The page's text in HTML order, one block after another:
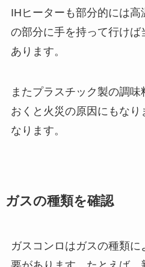
IHヒーターも部分的には
の部分に手を持って行け
あります。
またプラスチック製の調
おくと火災の原因にもなり
なります。
ガスの種類を確認
ガスコンロはガスの種類